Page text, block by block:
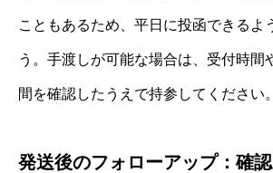
こともあるため、平日に投函できるよ
う。手渡しが可能な場合は、受付時間
間を確認したうえで持参してください。
発送後のフォローアップ：確